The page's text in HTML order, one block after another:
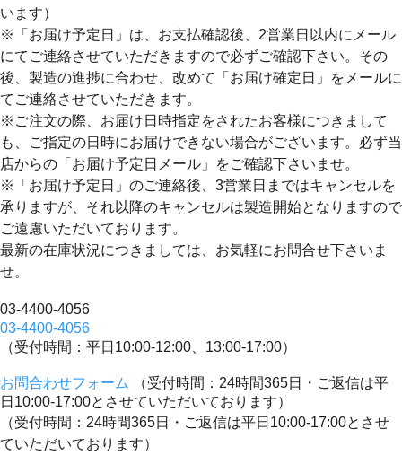
います）
※「お届け予定日」は、お支払確認後、2営業日以内にメール
にてご連絡させていただきますので必ずご確認下さい。その
後、製造の進捗に合わせ、改めて「お届け確定日」をメールに
てご連絡させていただきます。
※ご注文の際、お届け日時指定をされたお客様につきまして
も、ご指定の日時にお届けできない場合がございます。必ず当
店からの「お届け予定日メール」をご確認下さいませ。
※「お届け予定日」のご連絡後、3営業日まではキャンセルを
承りますが、それ以降のキャンセルは製造開始となりますので
ご遠慮いただいております。
最新の在庫状況につきましては、お気軽にお問合せ下さいま
せ。
03-4400-4056
03-4400-4056
（受付時間：平日10:00-12:00、13:00-17:00）
お問合わせフォーム
（受付時間：24時間365日・ご返信は平
日10:00-17:00とさせていただいております）
（受付時間：24時間365日・ご返信は平日10:00-17:00とさせ
ていただいております）